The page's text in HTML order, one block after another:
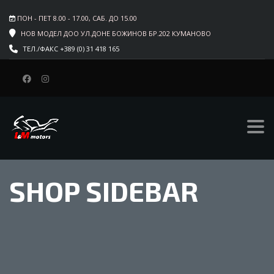
ПОН - ПЕТ 8.00 - 17.00, САБ. ДО 15.00
НОВ МОДЕЛ ДОО УЛ.ДОНЕ БОЖИНОВ БР.202 КУМАНОВО
ТЕЛ./ФАКС +389 (0) 31 418 165
SHOP SIDEBAR